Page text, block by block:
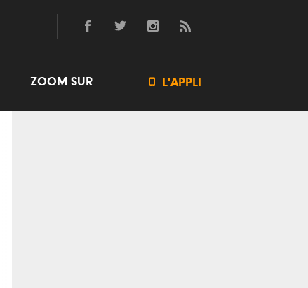
ZOOM SUR  L'APPLI